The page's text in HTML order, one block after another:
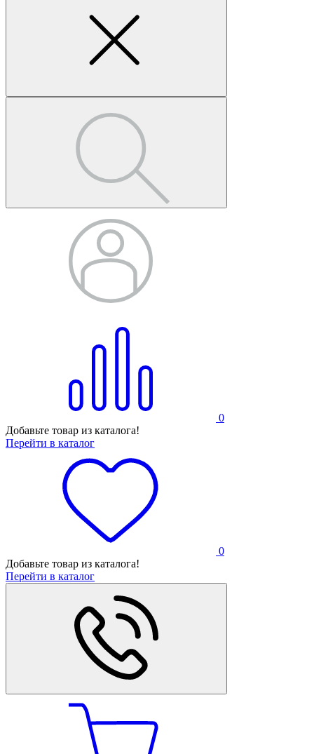
0
Добавьте товар из каталога!
Перейти в каталог
0
Добавьте товар из каталога!
Перейти в каталог